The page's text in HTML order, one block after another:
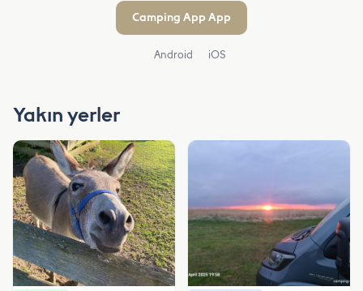
Camping App App
Android iOS
Yakın yerler